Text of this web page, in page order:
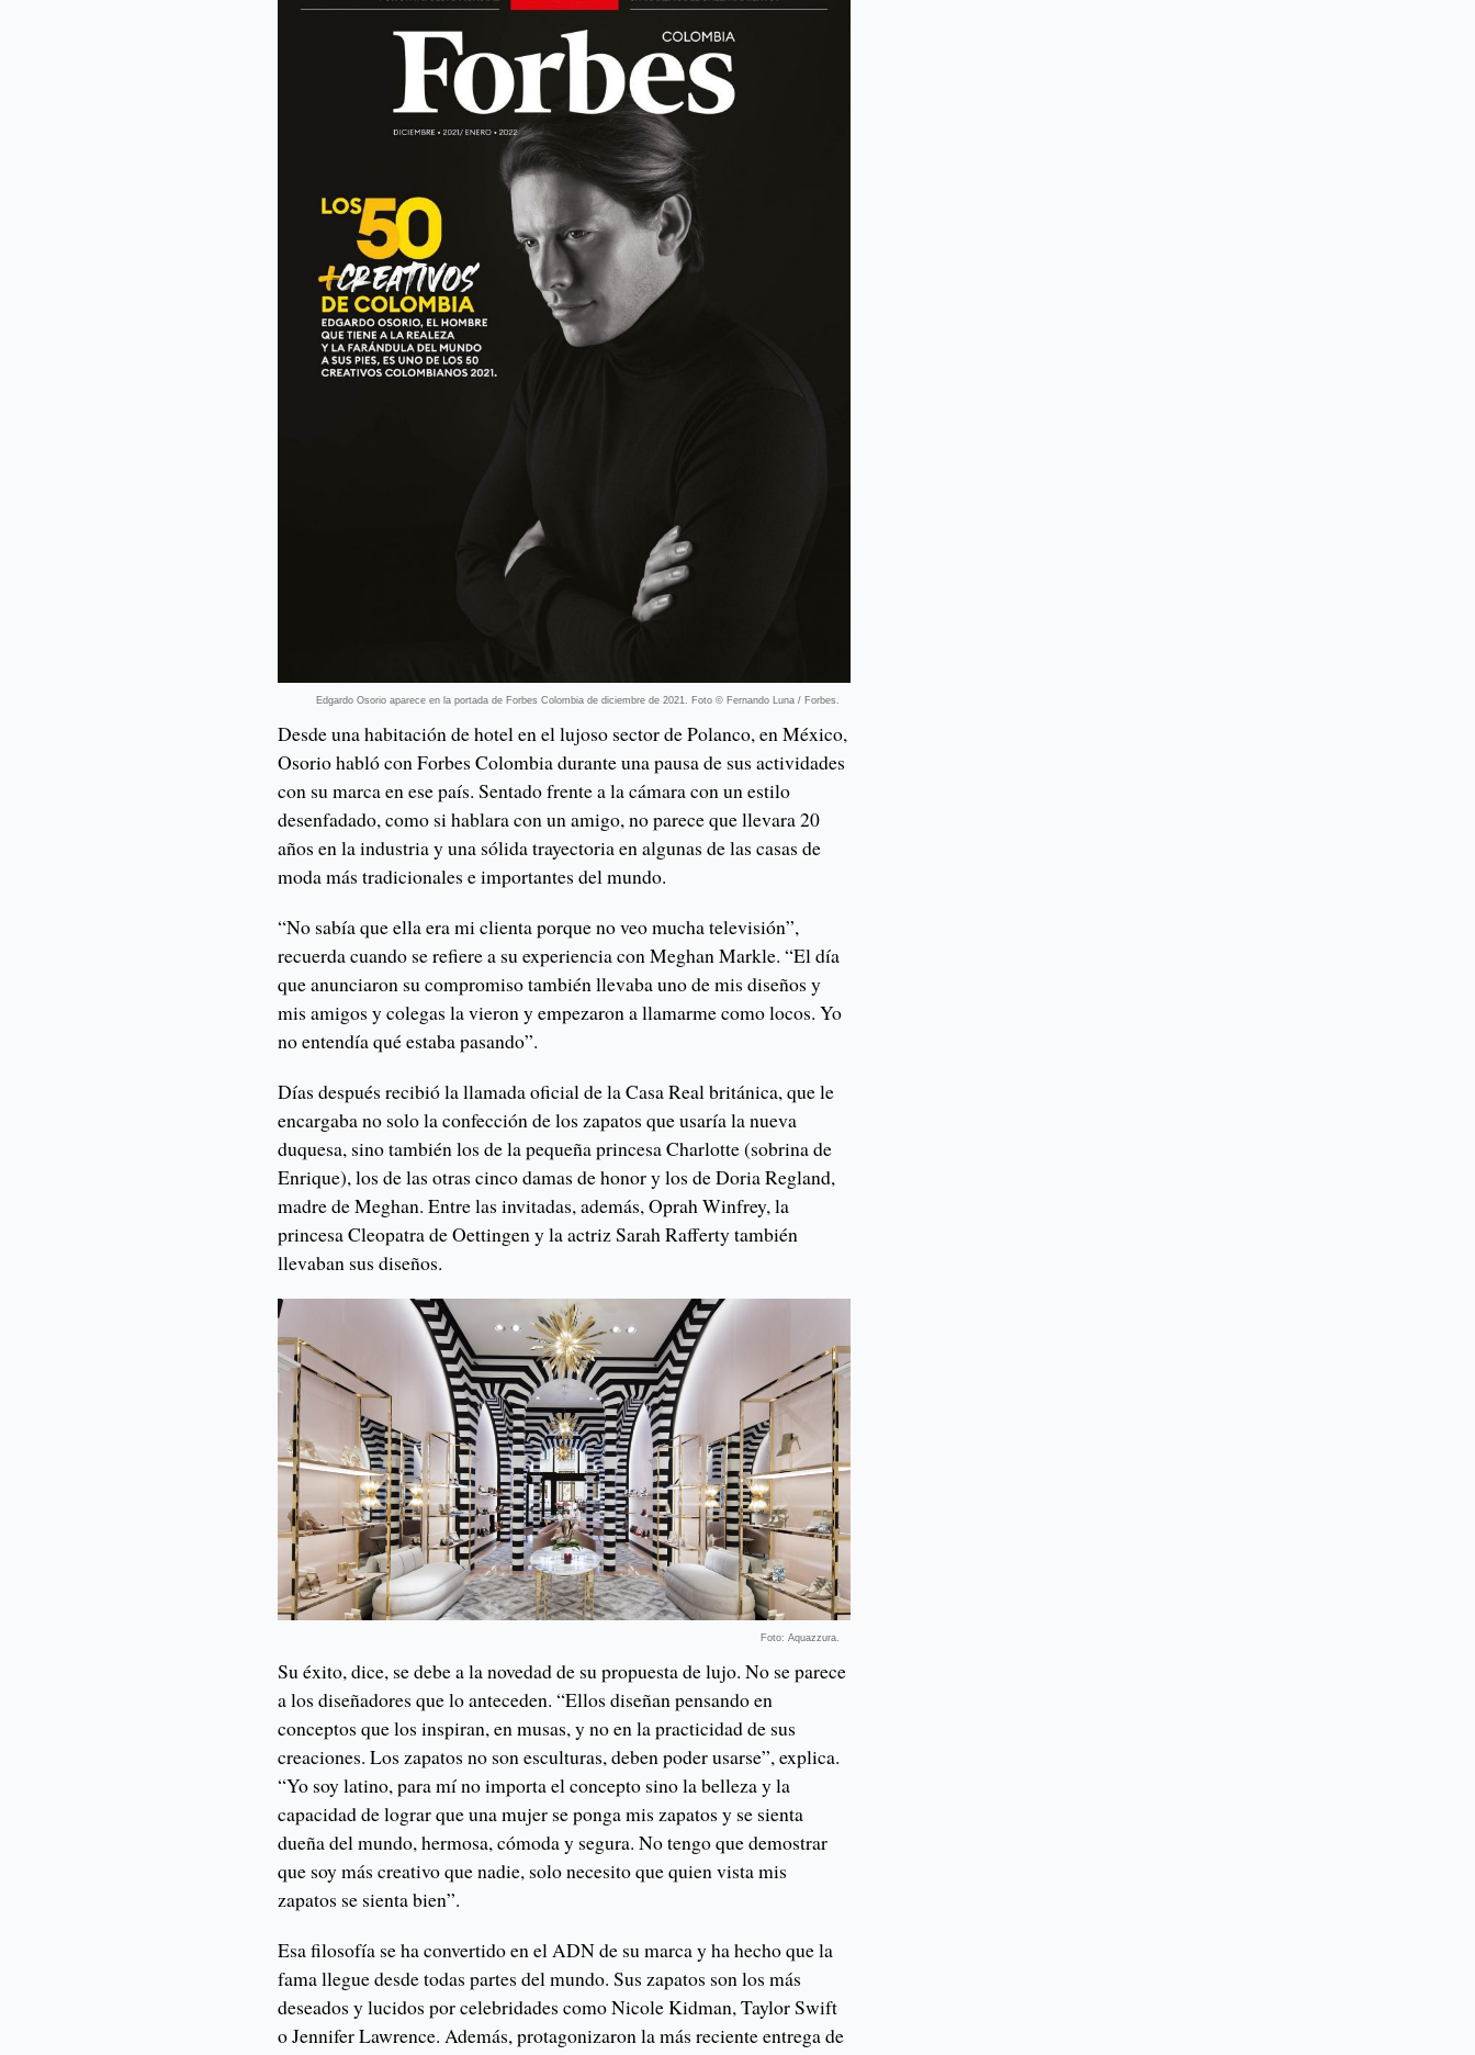
Edgardo Osorio aparece en la portada de Forbes Colombia de diciembre de 2021. Foto © Fernando Luna / Forbes.
Desde una habitación de hotel en el lujoso sector de Polanco, en México,
Osorio habló con Forbes Colombia durante una pausa de sus actividades
con su marca en ese país. Sentado frente a la cámara con un estilo
desenfadado, como si hablara con un amigo, no parece que llevara 20
años en la industria y una sólida trayectoria en algunas de las casas de
moda más tradicionales e importantes del mundo.
“No sabía que ella era mi clienta porque no veo mucha televisión”,
recuerda cuando se refiere a su experiencia con Meghan Markle. “El día
que anunciaron su compromiso también llevaba uno de mis diseños y
mis amigos y colegas la vieron y empezaron a llamarme como locos. Yo
no entendía qué estaba pasando”.
Días después recibió la llamada oficial de la Casa Real británica, que le
encargaba no solo la confección de los zapatos que usaría la nueva
duquesa, sino también los de la pequeña princesa Charlotte (sobrina de
Enrique), los de las otras cinco damas de honor y los de Doria Regland,
madre de Meghan. Entre las invitadas, además, Oprah Winfrey, la
princesa Cleopatra de Oettingen y la actriz Sarah Rafferty también
llevaban sus diseños.
Foto: Aquazzura.
Su éxito, dice, se debe a la novedad de su propuesta de lujo. No se parece
a los diseñadores que lo anteceden. “Ellos diseñan pensando en
conceptos que los inspiran, en musas, y no en la practicidad de sus
creaciones. Los zapatos no son esculturas, deben poder usarse”, explica.
“Yo soy latino, para mí no importa el concepto sino la belleza y la
capacidad de lograr que una mujer se ponga mis zapatos y se sienta
dueña del mundo, hermosa, cómoda y segura. No tengo que demostrar
que soy más creativo que nadie, solo necesito que quien vista mis
zapatos se sienta bien”.
Esa filosofía se ha convertido en el ADN de su marca y ha hecho que la
fama llegue desde todas partes del mundo. Sus zapatos son los más
deseados y lucidos por celebridades como Nicole Kidman, Taylor Swift
o Jennifer Lawrence. Además, protagonizaron la más reciente entrega de